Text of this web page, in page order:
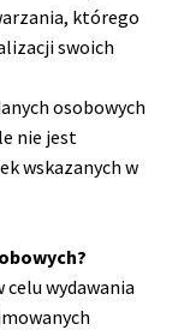
którego
swoich
osobowych
nie jest
wskazanych w
wydawania